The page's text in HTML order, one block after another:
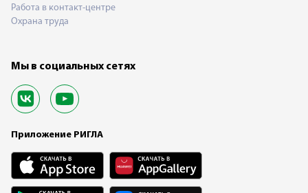
Работа в контакт-центре
Охрана труда
Мы в социальных сетях
Приложение РИГЛА